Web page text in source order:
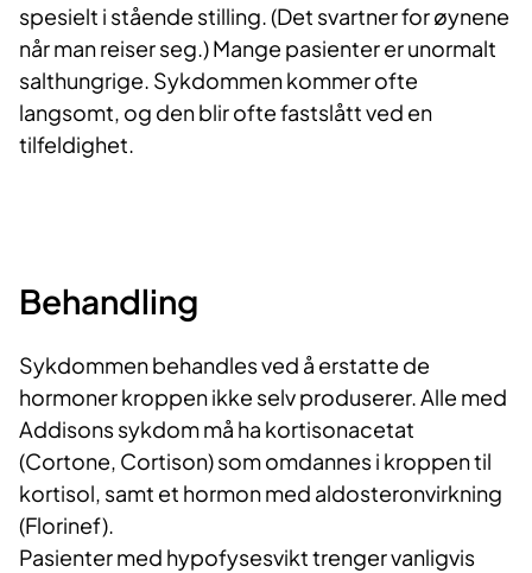
spesielt i stående stilling. (Det svartner for øynene
når man reiser seg.) Mange pasienter er unormalt
salthungrige. Sykdommen kommer ofte
langsomt, og den blir ofte fastslått ved en
tilfeldighet.
Behandling
Sykdommen behandles ved å erstatte de
hormoner kroppen ikke selv produserer. Alle med
Addisons sykdom må ha kortisonacetat
(Cortone, Cortison) som omdannes i kroppen til
kortisol, samt et hormon med aldosteronvirkning
(Florinef).
Pasienter med hypofysesvikt trenger vanligvis